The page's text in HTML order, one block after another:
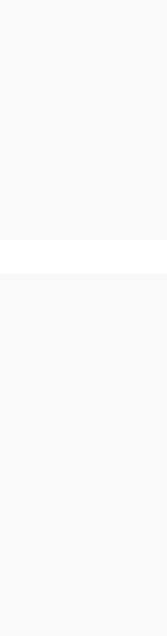
9 miljarder